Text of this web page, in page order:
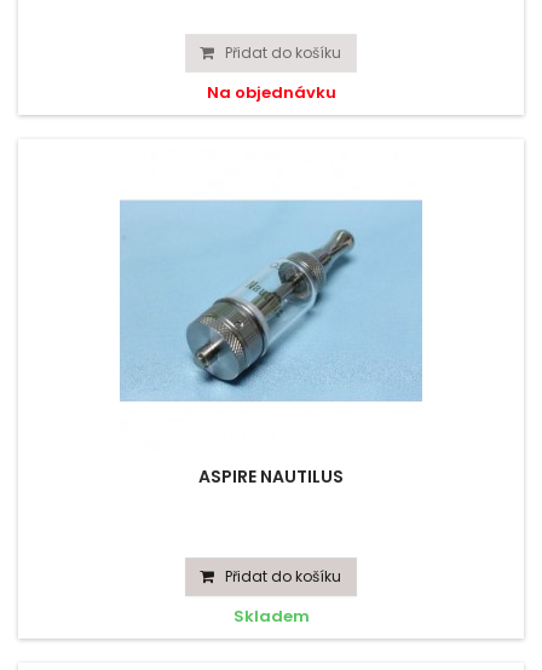
Přidat do košíku
Na objednávku
ASPIRE NAUTILUS
Přidat do košíku
Skladem